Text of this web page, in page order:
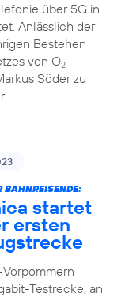
über 5G in
Anlässlich der
Bestehen
von O2
Söder zu
BAHNREISENDE:
startet
ersten
Testrecke, an